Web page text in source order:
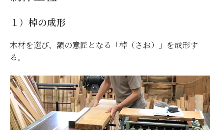
１）棹の成形
木材を選び、額の意匠となる「棹（さお）」を成形す
る。